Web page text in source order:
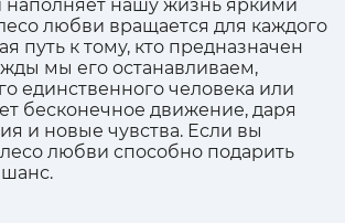
наполняет нашу жизнь яркими
любви вращается для каждого
путь к тому, кто предназначен
мы его останавливаем,
единственного человека или
бесконечное движение, даря
и новые чувства. Если вы
любви способно подарить